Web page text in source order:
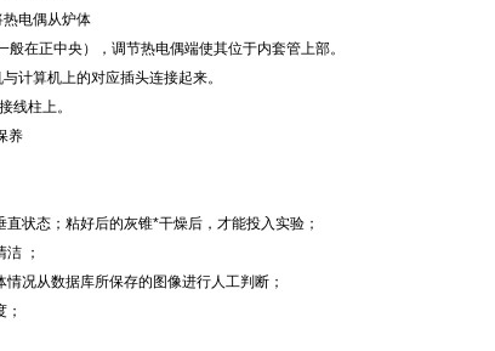
电偶从炉体
在正中央），调节热电偶端使其位于内套管上部。
计算机上的对应插头连接起来。
线柱上。
养
状态；粘好后的灰锥*干燥后，才能投入实验；
；
况从数据库所保存的图像进行人工判断；
；